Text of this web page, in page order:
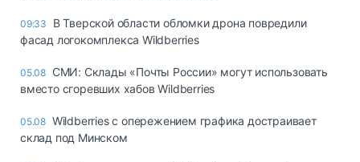
09:33
В Тверской области обломки дрона повредили
фасад логокомплекса Wildberries
05.08 СМИ: Склады «Почты России» могут использовать
вместо сгоревших хабов Wildberries
05.08 Wildberries с опережением графика достраивает
склад под Минском